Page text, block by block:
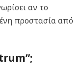
αν το
προστασία από